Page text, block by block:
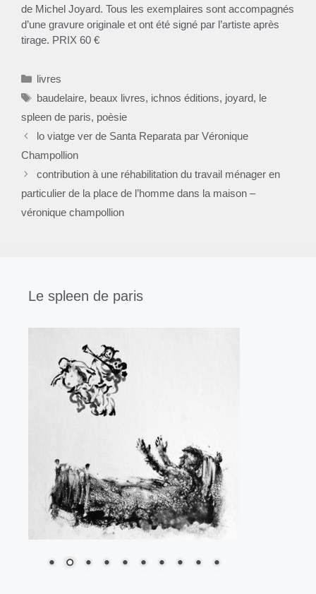
de Michel Joyard. Tous les exemplaires sont accompagnés
d’une gravure originale et ont été signé par l’artiste après
tirage. PRIX 60 €
Catégories
livres
Étiquettes
baudelaire, beaux livres, ichnos éditions, joyard, le
spleen de paris, poèsie
lo viatge ver de Santa Reparata par Véronique
Champollion
contribution à une réhabilitation du travail ménager en
particulier de la place de l’homme dans la maison –
véronique champollion
Le spleen de paris